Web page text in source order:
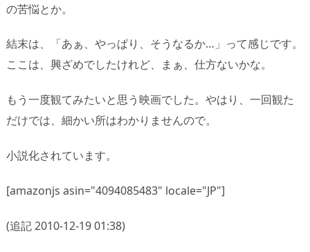
の苦悩とか。
結末は、「あぁ、やっぱり、そうなるか…」って感じです。
ここは、興ざめでしたけれど、まぁ、仕方ないかな。
もう一度観てみたいと思う映画でした。やはり、一回観た
だけでは、細かい所はわかりませんので。
小説化されています。
[amazonjs asin="4094085483" locale="JP"]
(追記 2010-12-19 01:38)